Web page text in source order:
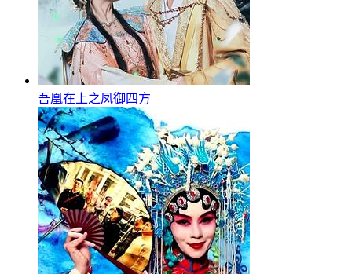
吾凰在上之凤御四方